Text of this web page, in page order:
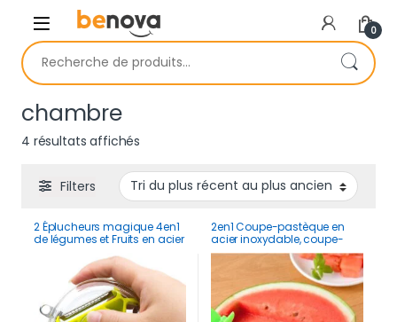
Skip to navigation
Skip to content
0
Recherche pour :
chambre
4 résultats affichés
Filters
2 Éplucheurs magique 4en1
de légumes et Fruits en acier
2en1 Coupe-pastèque en
acier inoxydable, coupe-
vent, pour salade, fruits